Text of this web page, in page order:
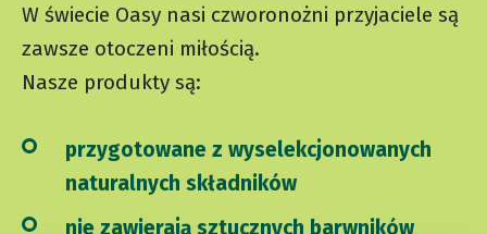
W świecie Oasy nasi czworonożni przyjaciele są
zawsze otoczeni miłością.
Nasze produkty są:
przygotowane z wyselekcjonowanych
naturalnych składników
nie zawierają sztucznych barwników